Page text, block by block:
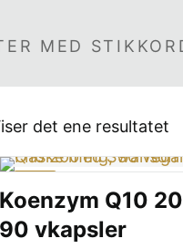
MED
det ene resultatet
Koenzym Q10
90 vkapsler